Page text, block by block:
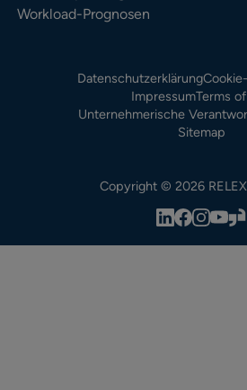
Workload-Prognosen
Datenschutzerklärung
ImpressumTerms
Unternehmerische
Sitemap
Copyright © 2026